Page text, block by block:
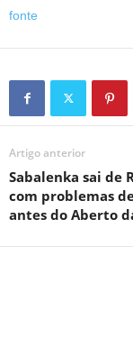
fonte
Artigo anterior
Sabalenka sai de
com problemas
antes do Aberto